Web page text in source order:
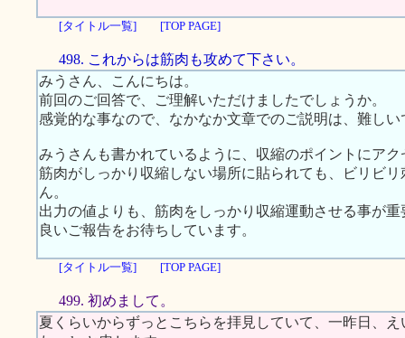
[タイトル一覧] [TOP PAGE]
498. これからは筋肉も攻めて下さい。
みうさん、こんにちは。
前回のご回答で、ご理解いただけましたでしょうか。
感覚的な事なので、なかなか文章でのご説明は、難しい
みうさんも書かれているように、収縮のポイントにア
筋肉がしっかり収縮しない場所に貼られても、ビリビ
ん。
出力の値よりも、筋肉をしっかり収縮運動させる事が
良いご報告をお待ちしています。
[タイトル一覧] [TOP PAGE]
499. 初めまして。
夏くらいからずっとこちらを拝見していて、一昨日、